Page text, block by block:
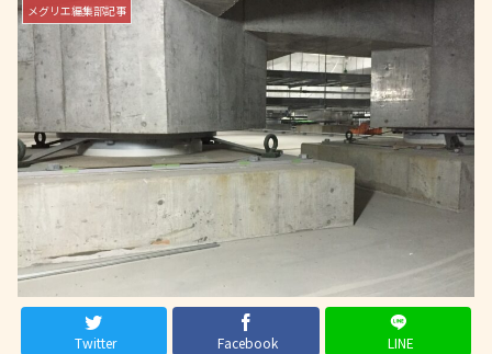
メグリエ編集部記事
Twitter Facebook LINE